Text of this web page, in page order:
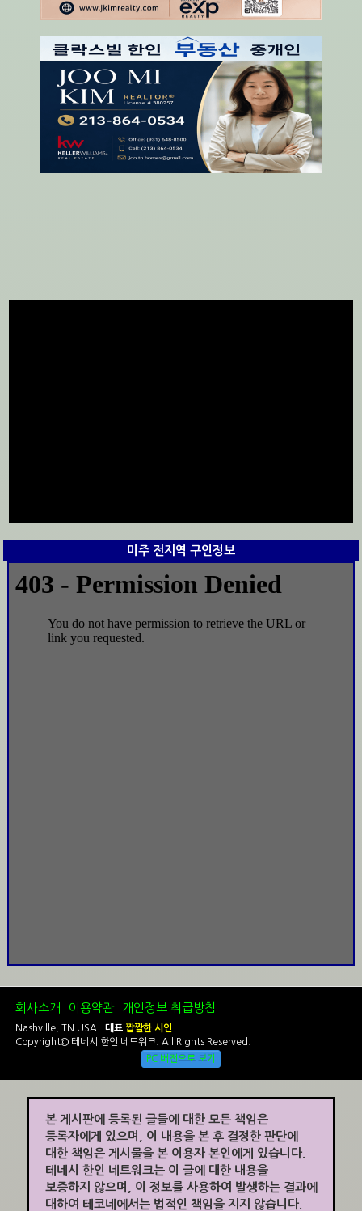
미주 전지역 구인정보
회사소개 이용약관 개인정보 취급방침
Nashville, TN USA 대표 짭짤한 시인
Copyright© 테네시 한인 네트워크. All Rights Reserved.
PC 버전으로 보기
본 게시판에 등록된 글들에 대한 모든 책임은
등록자에게 있으며, 이 내용을 본 후 결정한 판단에
대한 책임은 게시물을 본 이용자 본인에게 있습니다.
테네시 한인 네트워크는 이 글에 대한 내용을
보증하지 않으며, 이 정보를 사용하여 발생하는 결과에
대하여 테코네에서는 법적인 책임을 지지 않습니다.